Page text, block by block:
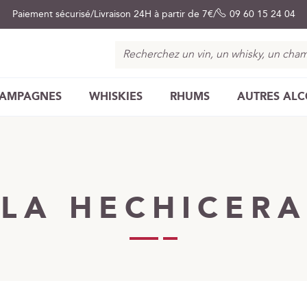
Paiement sécurisé Livraison 24H à partir de 7€ 09 60 15 24 04
WHISKIES RHUMS AUTRES
LA HECHICERA